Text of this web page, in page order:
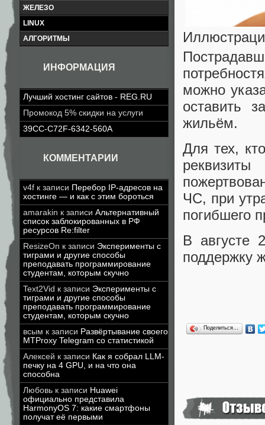
ЖЕЛЕЗО
LINUX
АЛГОРИТМЫ
ИНФОРМАЦИЯ
Лучший хостинг сайтов - REG.RU
Промокод 5% скидки на услуги
39CC-C72F-6342-560A
КОММЕНТАРИИ
v4f к записи Перебор IP-адресов на
хостинге — и как с этим бороться
amarakin к записи Альтернативный
список заблокированных в РФ
ресурсов Re:filter
ResizeOn к записи Эксперименты с
тиграми и другие способы
преподавать программирование
студентам, которым скучно
Text2Vid к записи Эксперименты с
тиграми и другие способы
преподавать программирование
студентам, которым скучно
всым к записи Развёртывание своего
MTProxy Telegram со статистикой
Алексей к записи Как я собрал LLM-
печку на 4 GPU, и на что она
способна
Любовь к записи Huawei
официально представила
HarmonyOS 7: какие смартфоны
получат её первыми
можно
оставить
жильём.
Для тех,
ЧС, при
погибшего
В августе
поддержку
Поделиться…